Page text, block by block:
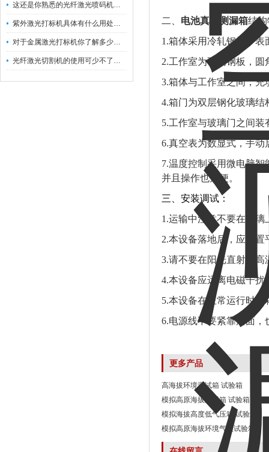
这还是你熟悉的光纤激光喷码机吗？
紫外激光打标机具体有什么用处呢？
对于金属激光打标机你了解多少呢？
光纤激光切割机的使用可少不了以下步骤
二、 电池真空测漏箱结
1.箱体采用冷轧钢板，
2.工作室为不锈钢板，
3.箱体与工作室之间，
4.箱门为双层钢化玻璃
5.工作室与玻璃门之间
6.真空表为数显式，手动
7.温度控制采用微电脑
并且操作也方便。
三 、安装调试：
1.运输中注意不要在玻
2.本设备落地后，应放
3.请不要在阳光直射或
4.本设备应远离电磁干
5.本设备在正常运行时
6.电源线不要紧靠后面
更多产品
高海拔环境测试箱 试验箱
模拟高原海拔测试箱 试验箱
模拟海拔高度低气压箱 试验箱
模拟高原海拔环境气候试验箱